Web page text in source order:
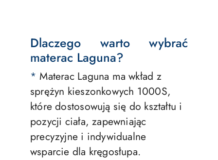
Dlaczego warto wybrać
materac Laguna?
* Materac Laguna ma wkład z
sprężyn kieszonkowych 1000S,
które dostosowują się do kształtu i
pozycji ciała, zapewniając
precyzyjne i indywidualne
wsparcie dla kręgosłupa.